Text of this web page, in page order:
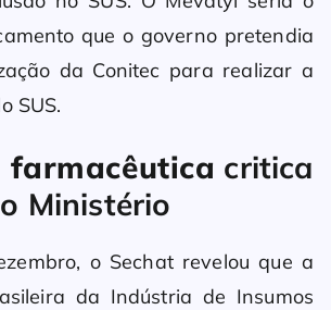
que o governo pretendia
da Conitec para realizar a
SUS.
farmacêutica critica
Ministério
o Sechat revelou que a
da Indústria de Insumos